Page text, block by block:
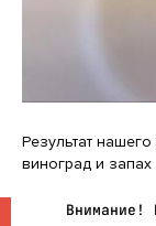
Результат
виноград и
Внимание!